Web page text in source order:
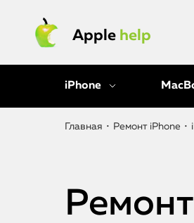
Apple help
iPhone
Главная • Ремонт iPhone •